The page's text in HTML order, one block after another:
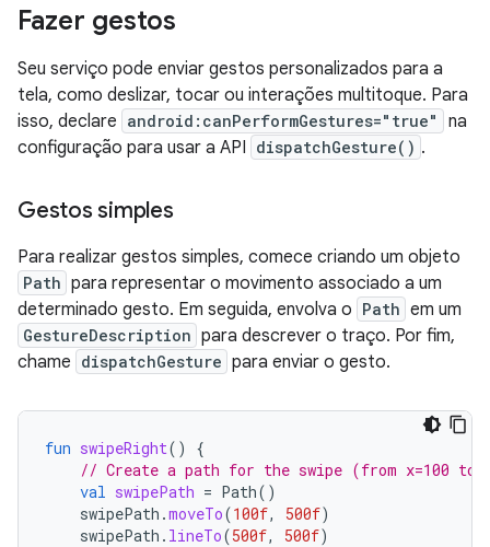
Fazer gestos
Seu serviço pode enviar gestos personalizados para a
tela, como deslizar, tocar ou interações multitoque. Para
isso, declare android:canPerformGestures="true"
na
configuração para usar a API dispatchGesture() .
Gestos simples
Para realizar gestos simples, comece criando um objeto
Path para representar o movimento associado a um
determinado gesto. Em seguida, envolva o Path em um
GestureDescription para descrever o traço. Por fim,
chame dispatchGesture para enviar o gesto.
fun swipeRight()
{
// Create a path for the swipe (from x=100 to
val swipePath = Path()
swipePath .moveTo(100f, 500f)
swipePath . lineTo(500f, 500f)